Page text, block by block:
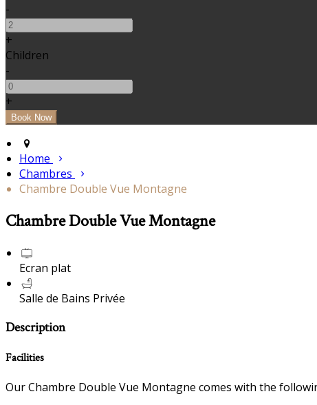
-
+
Children
-
+
Home
Chambres
Chambre Double Vue Montagne
Chambre Double Vue Montagne
Ecran plat
Salle de Bains Privée
Description
Facilities
Our Chambre Double Vue Montagne comes with the